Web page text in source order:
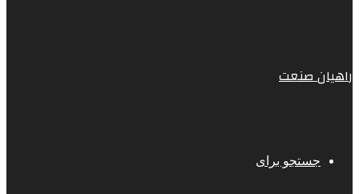
راهیان صنعت
جستجو برای